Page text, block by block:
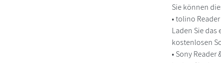
Sie können
• tolino Reader
Laden Sie
kostenlosen
• Sony